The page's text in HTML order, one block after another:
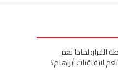
القرار: لماذا نعم
لاتفاقيات أبراهام؟